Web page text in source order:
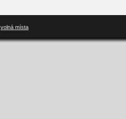
volná místa